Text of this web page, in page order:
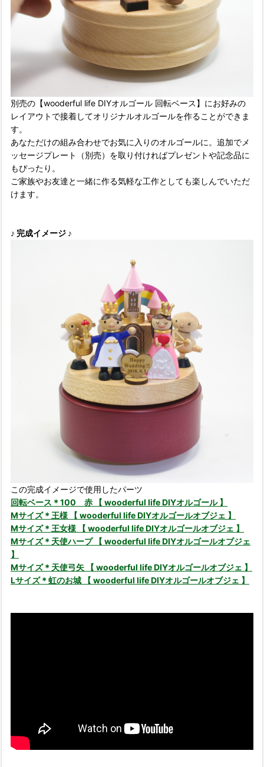
別売の【wooderful life DIYオルゴール 回転ベース】にお好みの
レイアウトで接着してオリジナルオルゴールを作ることができま
す。
あなただけの組み合わせでお気に入りのオルゴールに。追加でメ
ッセージプレート（別売）を取り付ければプレゼントや記念品に
もぴったり。
ご家族やお友達と一緒に作る気軽な工作としても楽しんでいただ
けます。
♪ 完成イメージ ♪
この完成イメージで使用したパーツ
回転ベース＊100 赤 【 wooderful life DIYオルゴール 】
Mサイズ＊王様 【 wooderful life DIYオルゴールオブジェ 】
Mサイズ＊王女様 【 wooderful life DIYオルゴールオブジェ 】
Mサイズ＊天使ハープ 【 wooderful life DIYオルゴールオブジェ
】
Mサイズ＊天使弓矢 【 wooderful life DIYオルゴールオブジェ 】
Lサイズ＊虹のお城 【 wooderful life DIYオルゴールオブジェ 】